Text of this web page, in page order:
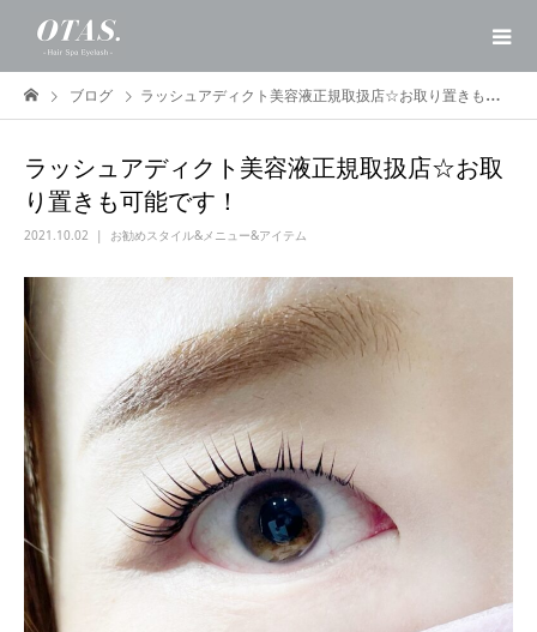
ブログ ラッシュアディクト美容液正規取扱店☆お取り置きも可能です！
ラッシュアディクト美容液正規取扱店☆お取
り置きも可能です！
2021.10.02 お勧めスタイル&メニュー&アイテム